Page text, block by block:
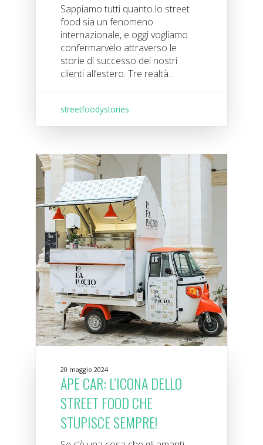
Sappiamo tutti quanto lo street
food sia un fenomeno
internazionale, e oggi vogliamo
confermarvelo attraverso le
storie di successo dei nostri
clienti all’estero. Tre realtà...
streetfoodystories
20 maggio 2024
APE CAR: L’ICONA DELLO
STREET FOOD CHE
STUPISCE SEMPRE!